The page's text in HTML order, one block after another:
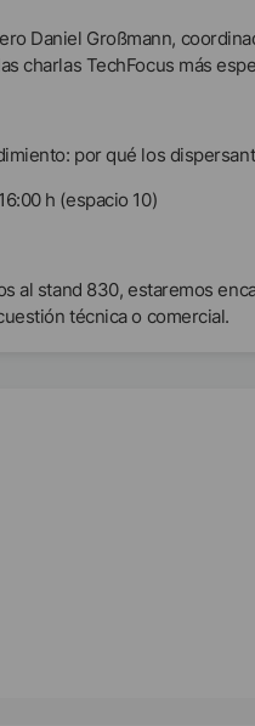
Daniel Großmann,
charlas TechFocus más
por qué los
h (espacio 10)
al stand 830, estaremos
técnica o comercial.